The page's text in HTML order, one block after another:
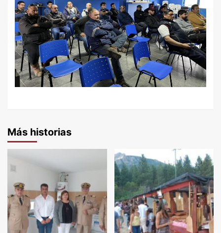
Más historias